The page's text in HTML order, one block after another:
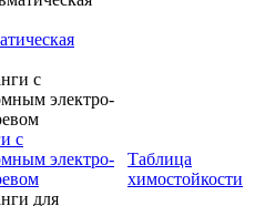
с
электро-
Таблица
химостойкости